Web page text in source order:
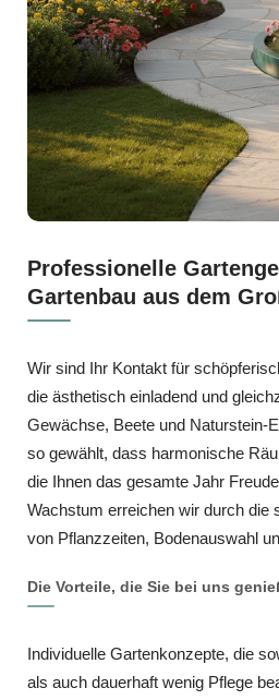
Professionelle
Gartenbau aus dem
Wir sind Ihr Kontakt für
die ästhetisch einladend und
Gewächse, Beete und Naturstein-
so gewählt, dass harmonische
die Ihnen das gesamte Jahr
Wachstum erreichen wir durch die
von Pflanzzeiten, Bodenauswahl
Die Vorteile, die Sie bei uns
Individuelle Gartenkonzepte, die
als auch dauerhaft wenig Pflege